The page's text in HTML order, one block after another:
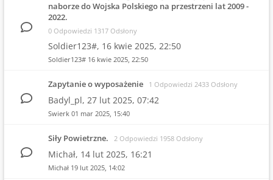
naborze do Wojska Polskiego na przestrzeni lat 2009 -
2022.
0 Odpowiedzi 1317 Odsłony
Soldier123#, 16 kwie 2025, 22:50
Soldier123# 16 kwie 2025, 22:50
Zapytanie o wyposażenie 1 Odpowiedzi 2433 Odsłony
Badyl_pl, 27 lut 2025, 07:42
Swierk 01 mar 2025, 15:40
Siły Powietrzne. 2 Odpowiedzi 1958 Odsłony
Michał, 14 lut 2025, 16:21
Michał 19 lut 2025, 14:02